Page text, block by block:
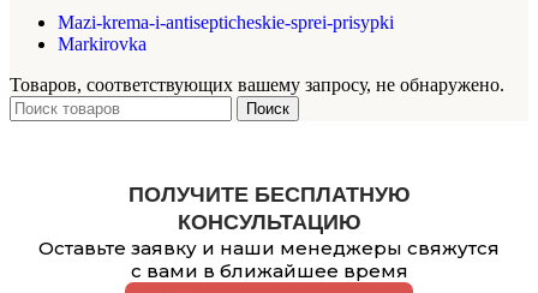
Mazi-krema-i-antisepticheskie-sprei-prisypki
Markirovka
Товаров, соответствующих вашему запросу, не обнаружено.
Поиск
ПОЛУЧИТЕ БЕСПЛАТНУЮ
КОНСУЛЬТАЦИЮ
Оставьте заявку и наши менеджеры свяжутся
с вами в ближайшее время